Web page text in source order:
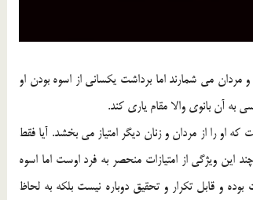
مي شمارند اما برداشت يكساني از اسوه بودن او
به آن بانوي والا مقام ياري كند.
را از مردان و زنان ديگر امتياز مي بخشد. آيا فقط
ويژگي از امتيازات منحصر به فرد اوست اما اسوه
و قابل تكرار و تحقيق دوباره نيست بلكه به لحاظ